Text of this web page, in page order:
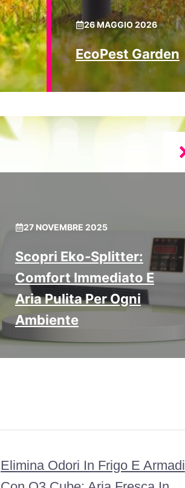
26 MAGGIO 2026
EcoPest Garden
27 NOVEMBRE 2025
Scopri Eko‑splitter:
Comfort Immediato E
Aria Pulita Per Ogni
Ambiente
Elimina Odori In Frigo E Armadi